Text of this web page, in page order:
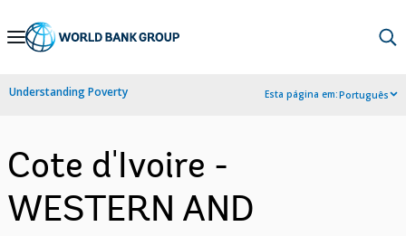
Skip
Navigation
Understanding Poverty Esta página em:Português
Cote d'Ivoire -
WESTERN AND